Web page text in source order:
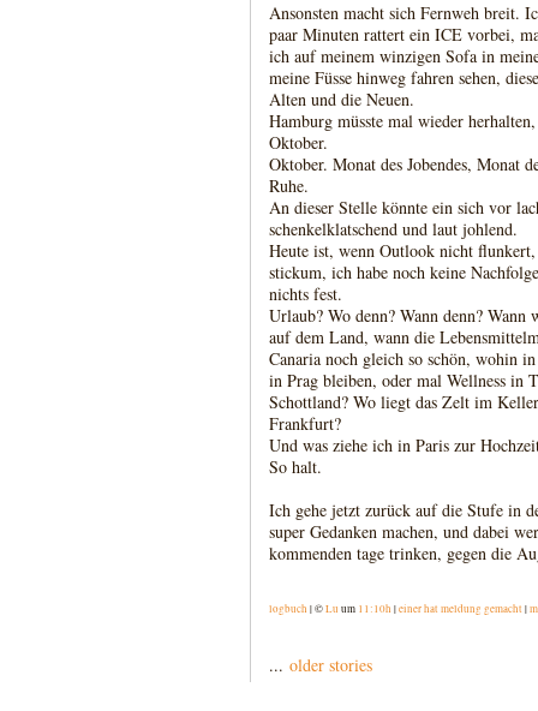
Ansonsten macht sich Fernweh breit.
paar Minuten rattert ein ICE vorbei,
ich auf meinem winzigen Sofa in
meine Füsse hinweg fahren sehen,
Alten und die Neuen.
Hamburg müsste mal wieder
Oktober.
Oktober. Monat des Jobendes, Monat
Ruhe.
An dieser Stelle könnte ein sich vor
schenkelklatschend und laut johlend.
Heute ist, wenn Outlook nicht
stickum, ich habe noch keine
nichts fest.
Urlaub? Wo denn? Wann denn? Wann
auf dem Land, wann die
Canaria noch gleich so schön, wohin
in Prag bleiben, oder mal Wellness in
Schottland? Wo liegt das Zelt im
Frankfurt?
Und was ziehe ich in Paris zur
So halt.
Ich gehe jetzt zurück auf die Stufe in
super Gedanken machen, und dabei
kommenden tage trinken, gegen die
logbuch | ©Lu um 11:10h |einer hat meldung gemacht|
... older stories